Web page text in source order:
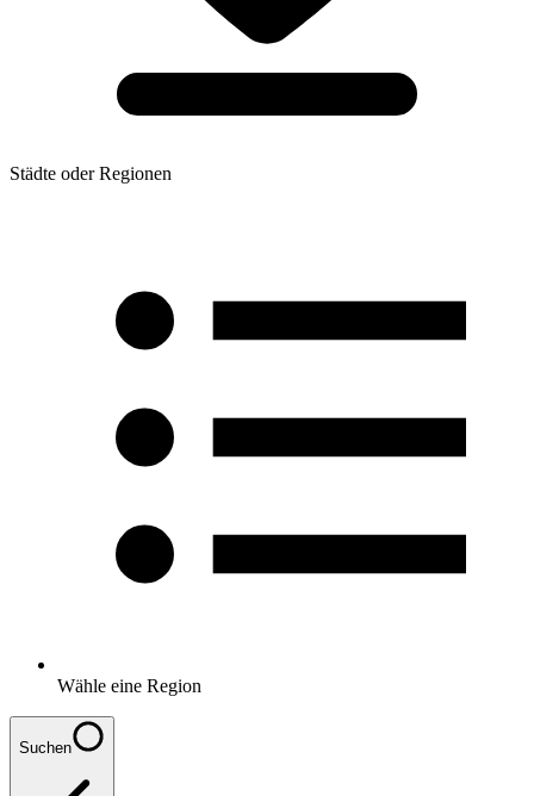
Städte oder Regionen
Wähle eine Region
Suchen